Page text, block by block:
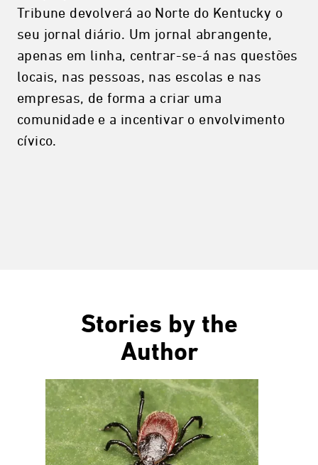
Tribune devolverá ao Norte do Kentucky o
seu jornal diário. Um jornal abrangente,
apenas em linha, centrar-se-á nas questões
locais, nas pessoas, nas escolas e nas
empresas, de forma a criar uma
comunidade e a incentivar o envolvimento
cívico.
Stories by the
Author